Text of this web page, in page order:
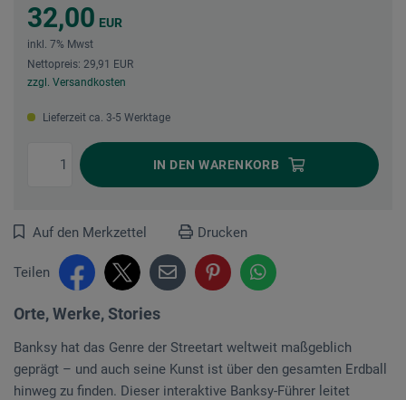
32,00 EUR
inkl. 7% Mwst
Nettopreis: 29,91 EUR
zzgl. Versandkosten
Lieferzeit ca. 3-5 Werktage
IN DEN WARENKORB
Auf den Merkzettel Drucken
Teilen
Orte, Werke, Stories
Banksy hat das Genre der Streetart weltweit maßgeblich
geprägt – und auch seine Kunst ist über den gesamten Erdball
hinweg zu finden. Dieser interaktive Banksy-Führer leitet